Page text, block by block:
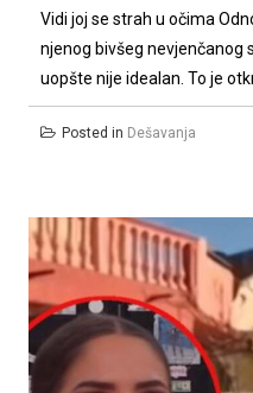
Vidi joj se strah u očima
njenog bivšeg nevjenčanog
uopšte nije idealan. To je
Posted in Dešavanja